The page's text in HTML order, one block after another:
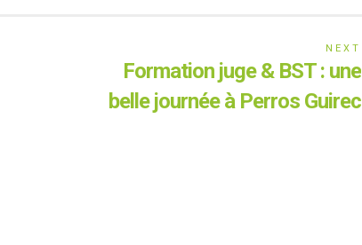
NEXT
Formation juge & BST : une
belle journée à Perros Guirec